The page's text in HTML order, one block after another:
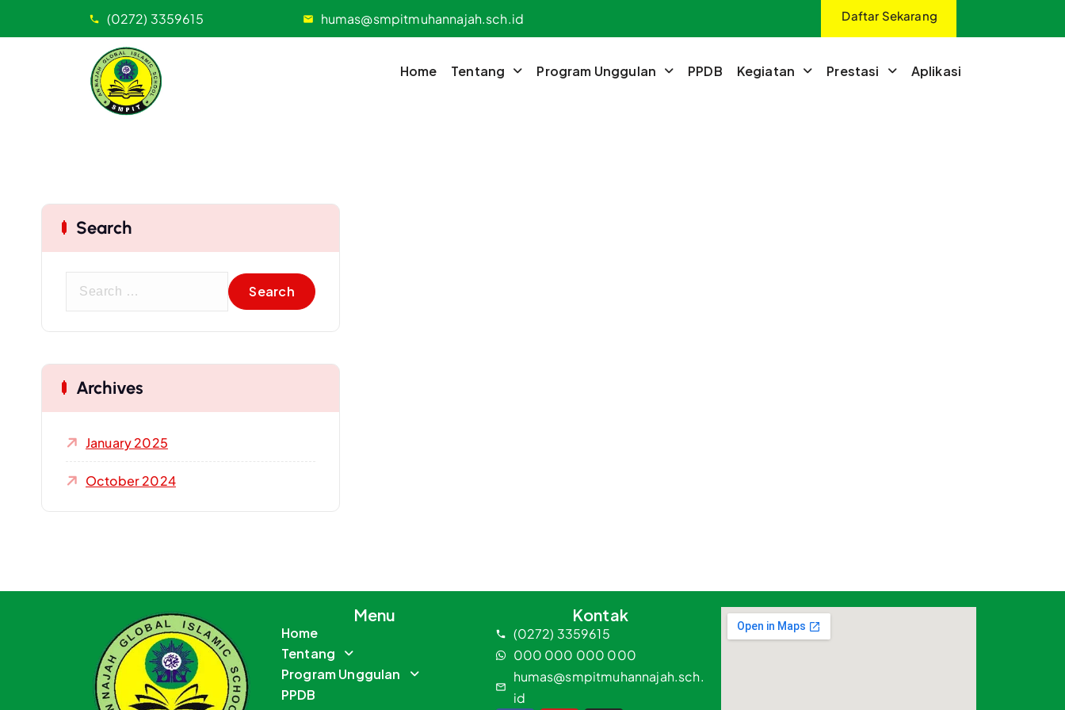
(0272) 3359615 humas@smpitmuhannajah.sch.id Daftar Sekarang
Home Tentang Program Unggulan PPDB Kegiatan Prestasi Aplikasi
Search
Archives
January 2025
October 2024
Menu
Home
Tentang
Program Unggulan
PPDB
Kontak
(0272) 3359615
000 000 000 000
humas@smpitmuhannajah.sch.
id